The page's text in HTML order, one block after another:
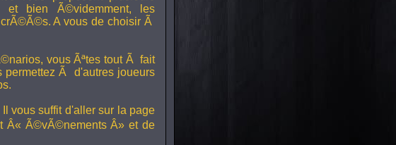
et bien Ã©videmment, les
A vous de choisir Ã
vous Ãªtes tout Ã fait
permettez Ã d'autres joueurs
vous suffit d'aller sur la page
Â« Ã©vÃ©nements Â» et de